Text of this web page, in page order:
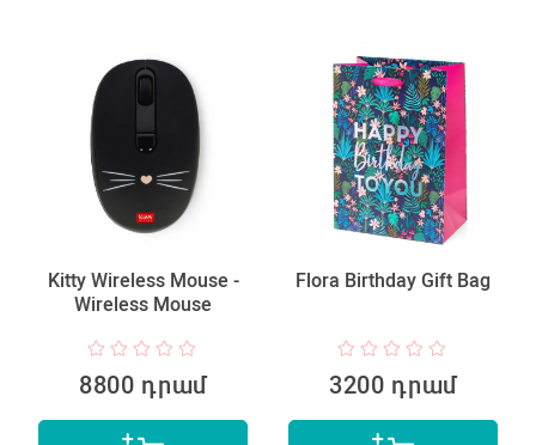
Kitty Wireless Mouse -
Wireless Mouse
8800 դրամ
Flora Birthday Gift Bag
3200 դրամ